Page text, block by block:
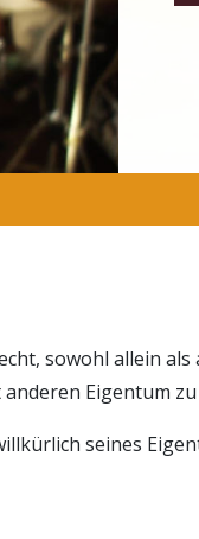
sowohl allein als
Eigentum
seines